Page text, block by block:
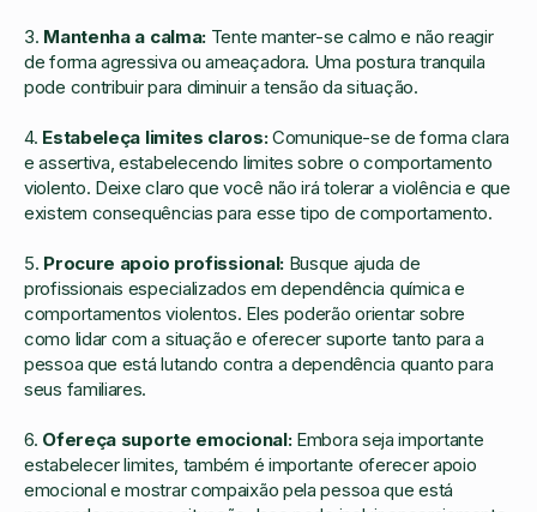
3. Mantenha a calma: Tente manter-se calmo e não reagir
de forma agressiva ou ameaçadora. Uma postura tranquila
pode contribuir para diminuir a tensão da situação.
4. Estabeleça limites claros:Comunique-se de forma clara
e assertiva, estabelecendo limites sobre o comportamento
violento. Deixe claro que você não irá tolerar a violência e que
existem consequências para esse tipo de comportamento.
5. Procure apoio profissional: Busque ajuda de
profissionais especializados em dependência química e
comportamentos violentos. Eles poderão orientar sobre
como lidar com a situação e oferecer suporte tanto para a
pessoa que está lutando contra a dependência quanto para
seus familiares.
6. Ofereça suporte emocional:Embora seja importante
estabelecer limites, também é importante oferecer apoio
emocional e mostrar compaixão pela pessoa que está